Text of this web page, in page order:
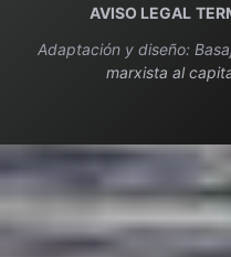
AVISO LEGAL
Adaptación y diseño:
marxista al